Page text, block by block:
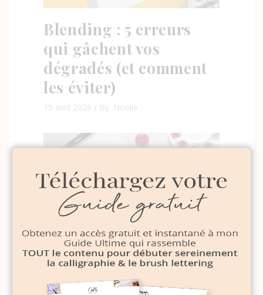
Blending : 5 erreurs
qui gâchent vos
dégradés (et comment
les éviter)
15 avril 2026 By Noelie
Maîtriser les pleins et
déliés : le secret d’une
calligraphie fluide